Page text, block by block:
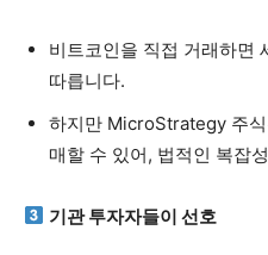
비트코인을 직접 거래하면
따릅니다.
하지만 MicroStrategy 주
매할 수 있어, 법적인 복잡
기관 투자자들이 선호